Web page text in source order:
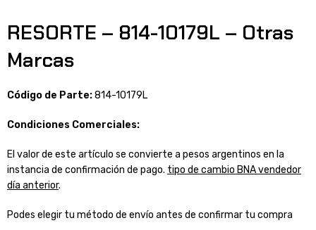
RESORTE – 814-10179L – Otras
Marcas
Código de Parte:814-10179L
Condiciones Comerciales:
El valor de este artículo se convierte a pesos argentinos en la
instancia de confirmación de pago. tipo de cambio BNA vendedor
día anterior.
Podes elegir tu método de envío antes de confirmar tu compra